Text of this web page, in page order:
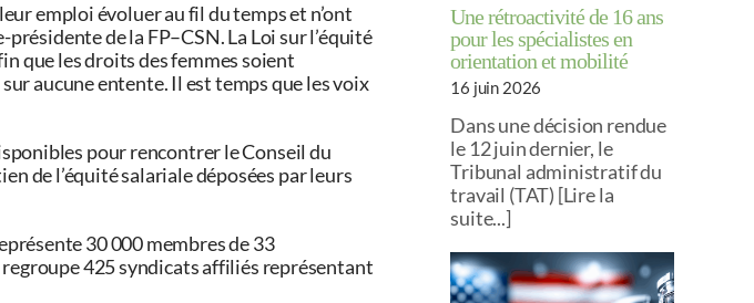
emploi évoluer au fil du temps et n’ont
de la FP–CSN. La Loi sur l’équité
que les droits des femmes soient
aucune entente. Il est temps que les voix
pour rencontrer le Conseil du
de l’équité salariale déposées par leurs
30 000 membres de 33
425 syndicats affiliés représentant
Une rétroactivité de 16 ans
pour les spécialistes en
orientation et mobilité
16 juin 2026
Dans une décision rendue
le 12 juin dernier, le
Tribunal administratif du
travail (TAT) [Lire la
suite...]